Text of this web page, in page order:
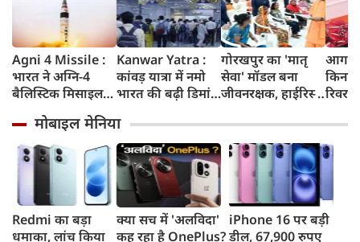
Agni 4 Missile :
भारत ने अग्नि-4
बैलिस्टिक मिसाइल
किया, 4,000 KM
तक मारक क्षमता
Kanwar Yatra :
कांवड़ यात्रा में नमो
भारत की बढ़ी डिमांड,
कई स्टेशनों पर 50%
तक बढ़ी यात्रियों की
संख्या
गोरखपुर का 'मातृ
सेवा' मॉडल बना
जीवनरक्षक, हाईरिस्क
इलाज से बची 77
जिंदगियां
आगरा
रिवर
करेगी
मोबाइल मेनिया
Redmi का बड़ा
धमाका, लांच किया
क्या सच में 'अलविदा'
कह रहा है OnePlus?
iPhone 16 पर बड़ी
डील, 67,900 रुपए